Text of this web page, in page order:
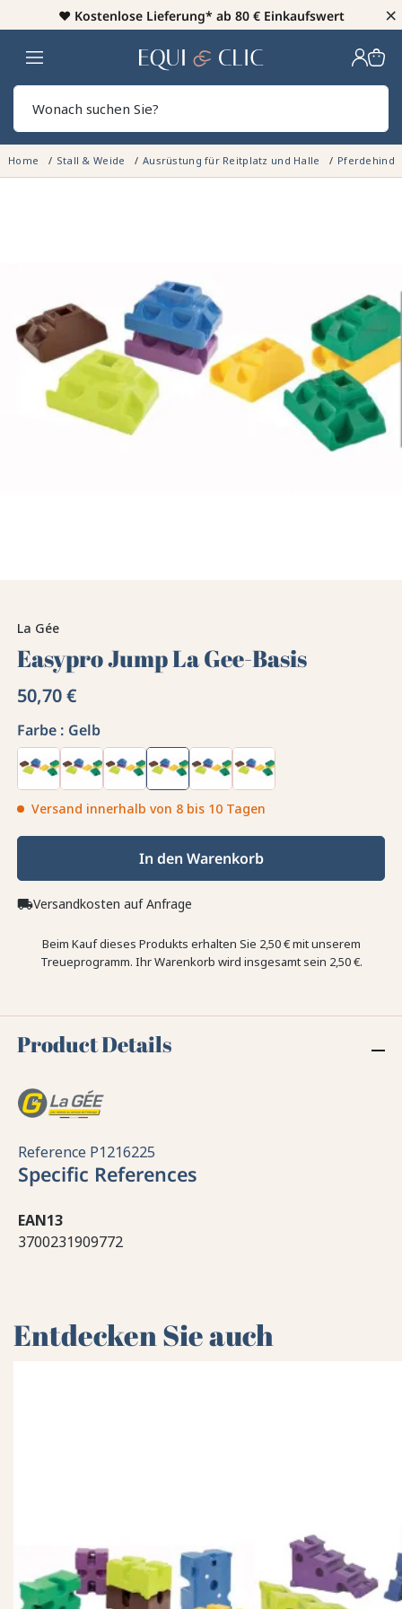
♥️ Kostenlose Lieferung* ab 80 € Einkaufswert ×
Heim
Home Stall & Weide Ausrüstung für Reitplatz und Halle
La Gée
Easypro Jump La Gee-Basis
50,70 €
Farbe : Gelb
Versand innerhalb von 8 bis 10 Tagen
In den Warenkorb
local_shippingVersandkosten auf Anfrage
Beim Kauf dieses Produkts erhalten Sie 2,50 €mit unserem
Treueprogramm. Ihr Warenkorb wird insgesamt sein 2,50 €.
Product Details
Reference P1216225
Specific References
EAN13
3700231909772
Entdecken Sie auch